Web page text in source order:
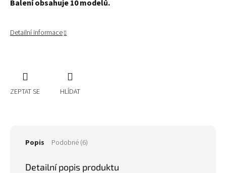
Balení obsahuje 10 modelů.
Detailní informace
ZEPTAT SE HLÍDAT
Popis Podobné (6)
Detailní popis produktu